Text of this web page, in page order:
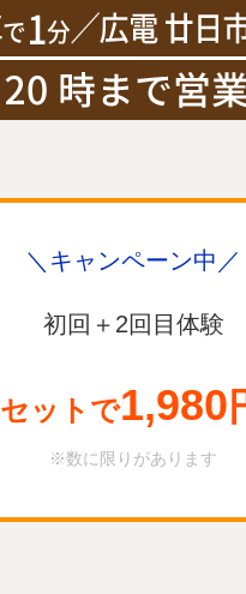
＼キャンペーン中／
初回＋2回目体験
セットで1,980
※数に限りがあります